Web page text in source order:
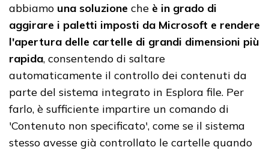
abbiamo una soluzione che è in grado di
aggirare i paletti imposti da Microsoft e rendere
l'apertura delle cartelle di grandi dimensioni più
rapida, consentendo di saltare
automaticamente il controllo dei contenuti da
parte del sistema integrato in Esplora file. Per
farlo, è sufficiente impartire un comando di
'Contenuto non specificato', come se il sistema
stesso avesse già controllato le cartelle quando